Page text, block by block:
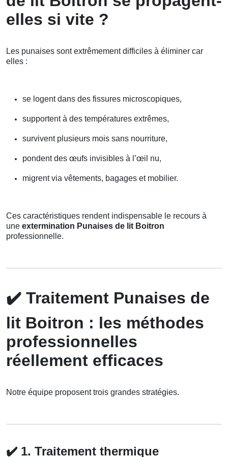
elles si vite ?
Les punaises sont extrêmement difficiles à éliminer car
elles :
se logent dans des fissures microscopiques,
supportent à des températures extrêmes,
survivent plusieurs mois sans nourriture,
pondent des œufs invisibles à l’œil nu,
migrent via vêtements, bagages et mobilier.
Ces caractéristiques rendent indispensable le recours à
une extermination Punaises de lit Boitron
professionnelle.
✔️ Traitement Punaises de
lit Boitron : les méthodes
professionnelles
réellement efficaces
Notre équipe proposent trois grandes stratégies.
✔️ 1. Traitement thermique